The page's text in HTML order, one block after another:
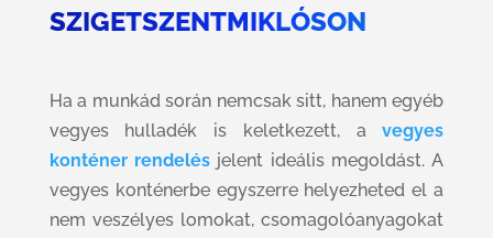
SZIGETSZENTMIKLÓSON
Ha a munkád során nemcsak sitt, hanem egyéb
vegyes hulladék is keletkezett, avegyes
konténer rendelés jelent ideális megoldást. A
vegyes konténerbe egyszerre helyezheted el a
nem veszélyes lomokat, csomagolóanyagokat